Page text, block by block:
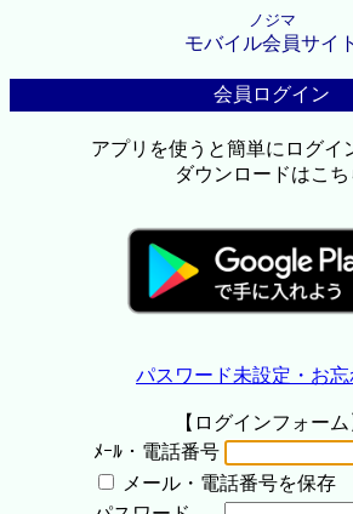
ノジマ
モバイル会員サイト
会員ログイン
アプリを使うと簡単にログイ
ダウンロードはこち
パスワード未設定・お
【ログインフォーム
ﾒｰﾙ・電話番号
メール・電話番号を保存